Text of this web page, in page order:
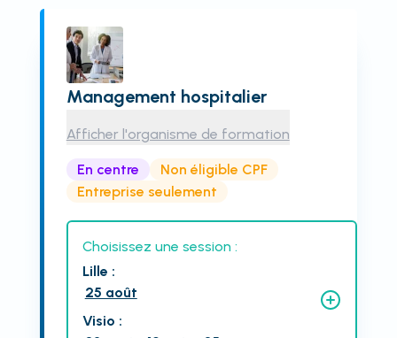
Management hospitalier
Afficher l'organisme de formation
En centre
Non éligible CPF
Entreprise seulement
Choisissez une session :
Lille :
25 août
Visio :